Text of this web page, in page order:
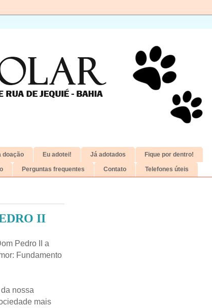
doação Eu adotei! Já adotados Fique por dentro!
Perguntas frequentes Contato Telefones úteis
II
Pedro II a
Fundamento
nossa
mais